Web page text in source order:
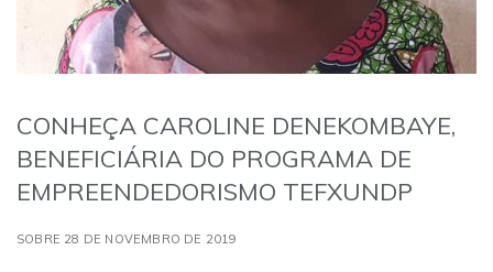
CONHEÇA CAROLINE DENEKOMBAYE,
BENEFICIÁRIA DO PROGRAMA DE
EMPREENDEDORISMO TEFXUNDP
SOBRE 28 DE NOVEMBRO DE 2019